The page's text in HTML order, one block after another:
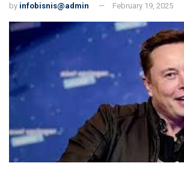
by infobisnis@admin February 19, 2025